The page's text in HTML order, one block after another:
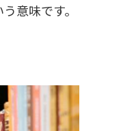
意味です。